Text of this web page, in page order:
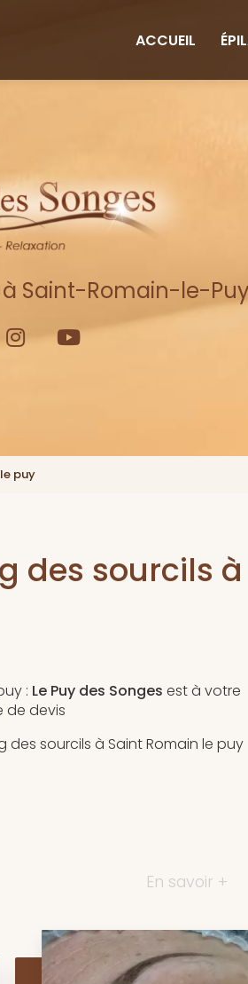
ACCUEIL
Saint-Romain-le-Puy
puy
des sourcils
: Le Puy des Songes est à votre
de devis
des sourcils à Saint Romain le puy
En savoir +